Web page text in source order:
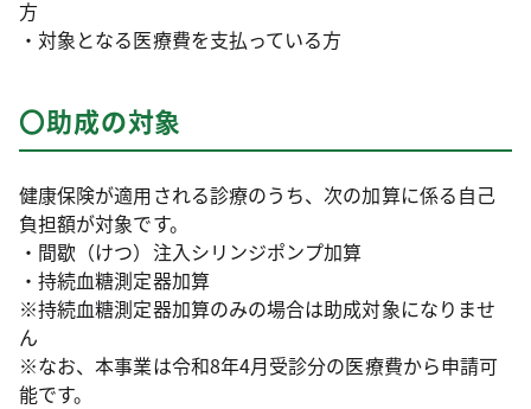
方
・対象となる医療費を支払っている方
〇助成の対象
健康保険が適用される診療のうち、次の加算に係る自己
負担額が対象です。
・間歇（けつ）注入シリンジポンプ加算
・持続血糖測定器加算
※持続血糖測定器加算のみの場合は助成対象になりませ
ん
※なお、本事業は令和8年4月受診分の医療費から申請可
能です。